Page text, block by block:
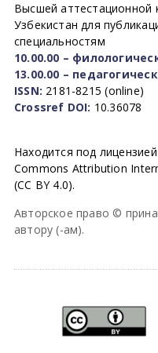
Высшей аттестационной
Узбекистан для
специальностям
10.00.00 –
13.00.00 –
ISSN: 2181-8215 (online)
Crossref DOI: 10.36078
Находится под
Commons Attribution
(CC BY 4.0).
Авторское право ©
автору (-ам).